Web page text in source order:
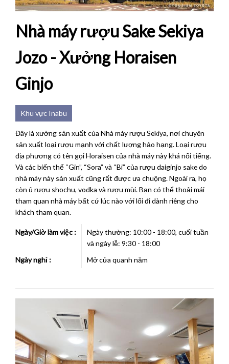
Nhà máy rượu Sake Sekiya
Jozo - Xưởng Horaisen
Ginjo
Khu vực Inabu
Đây là xưởng sản xuất của Nhà máy rượu Sekiya, nơi chuyên
sản xuất loại rượu mạnh với chất lượng hảo hạng. Loại rượu
địa phương có tên gọi Horaisen của nhà máy này khá nổi tiếng.
Và các biến thể “Gin”, “Sora” và “Bi” của rượu daiginjo sake do
nhà máy này sản xuất cũng rất được ưa chuộng. Ngoài ra, họ
còn ủ rượu shochu, vodka và rượu mùi. Bạn có thể thoải mái
tham quan nhà máy bất cứ lúc nào với lối đi dành riêng cho
khách tham quan.
Ngày/Giờ làm việc :
Ngày thường: 10:00 - 18:00, cuối tuần
và ngày lễ: 9:30 - 18:00
Ngày nghỉ :
Mở cửa quanh năm